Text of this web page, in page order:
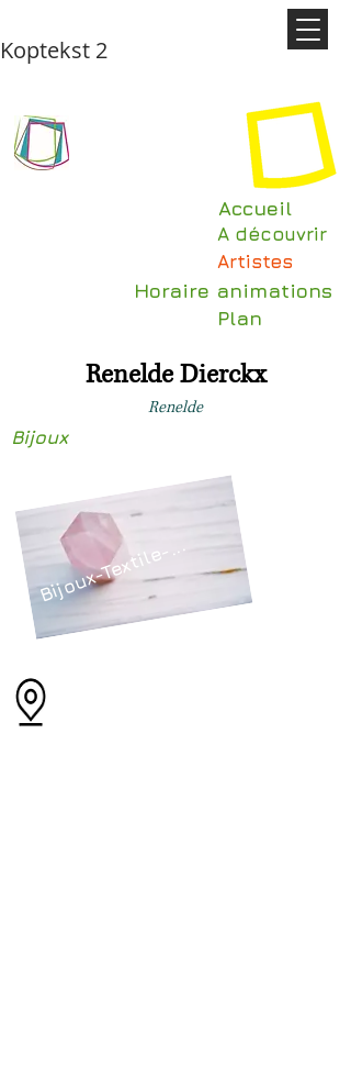
Koptekst 2
Accueil
A découvrir
Artistes
Horaire animations
Plan
Renelde Dierckx
Renelde
Bijoux
Bijoux-Textile-...